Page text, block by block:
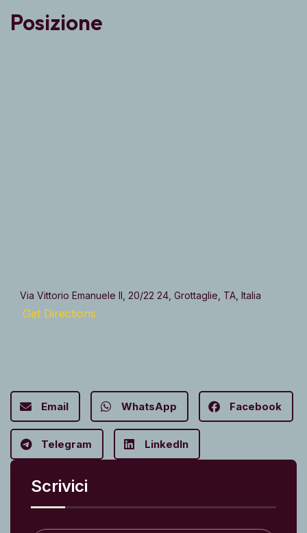
Posizione
Via Vittorio Emanuele II, 20/22 24, Grottaglie, TA, Italia
Get Directions
Email WhatsApp Facebook
Telegram LinkedIn
Scrivici